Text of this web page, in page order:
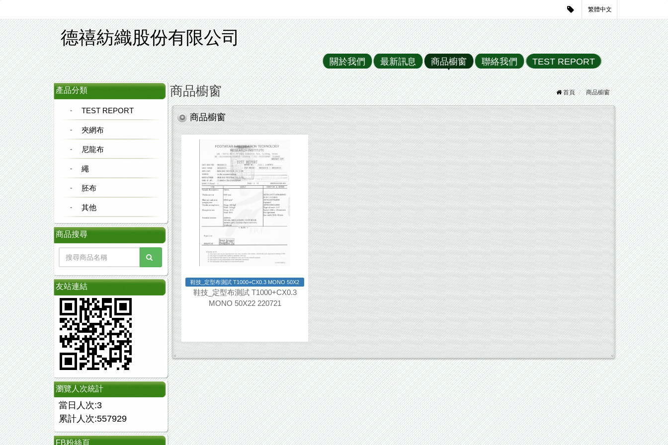
繁體中文
德禧紡織股份有限公司
關於我們 最新訊息 商品櫥窗 聯絡我們 TEST REPORT
產品分類
TEST REPORT
夾網布
尼龍布
繩
胚布
其他
商品搜尋
友站連結
瀏覽人次統計
當日人次:3
累計人次:557929
FB粉絲頁
商品櫥窗 首頁 商品櫥窗
商品櫥窗
鞋技_定型布測試 T1000+CX0.3 MONO 50X2
鞋技_定型布測試 T1000+CX0.3
MONO 50X22 220721